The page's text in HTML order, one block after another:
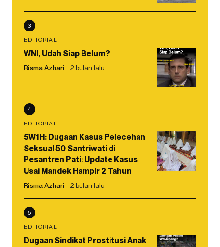
3
EDITORIAL
WNI, Udah Siap Belum?
Risma Azhari 2 bulan lalu
4
EDITORIAL
5W1H: Dugaan Kasus Pelecehan
Seksual 50 Santriwati di
Pesantren Pati: Update Kasus
Usai Mandek Hampir 2 Tahun
Risma Azhari 2 bulan lalu
5
EDITORIAL
Dugaan Sindikat Prostitusi Anak